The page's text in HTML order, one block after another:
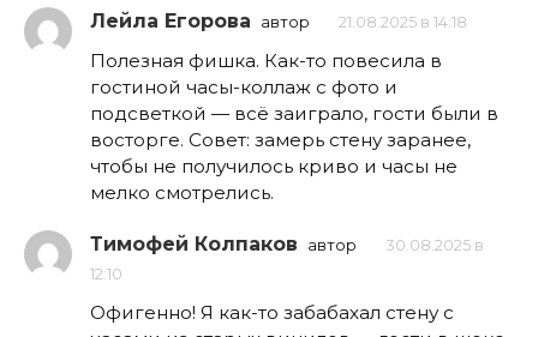
Лейла Егорова автор 21.08.2025 в 14:18
Полезная фишка. Как-то повесила в
гостиной часы-коллаж с фото и
подсветкой — всё заиграло, гости были в
восторге. Совет: замерь стену заранее,
чтобы не получилось криво и часы не
мелко смотрелись.
Тимофей Колпаков автор
30.08.2025 в
12:10
Офигенно! Я как-то забабахал стену с